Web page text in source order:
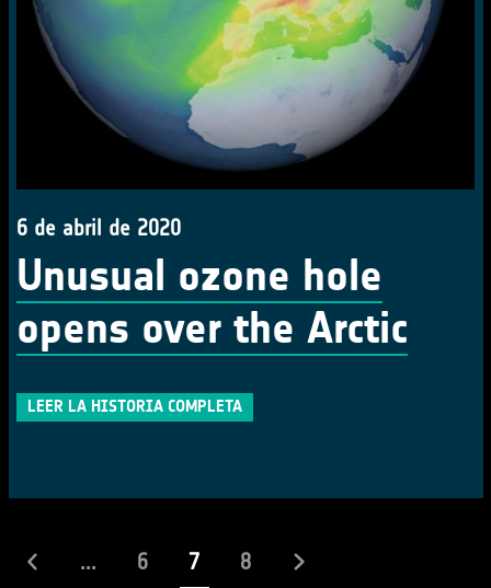
6 de abril de 2020
Unusual ozone hole
opens over the Arctic
LEER LA HISTORIA COMPLETA
... 6 7(actual)
8